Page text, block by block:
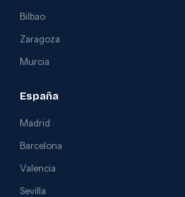
Bilbao
Zaragoza
Murcia
España
Madrid
Barcelona
Valencia
Sevilla